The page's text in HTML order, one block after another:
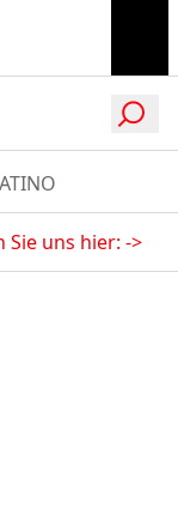
Sie uns hier: ->